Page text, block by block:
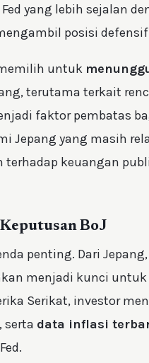
yang lebih sejalan
posisi defensif
untuk
terutama terkait
faktor pembatas
Jepang yang masih
terhadap keuangan
BoJ
penting. Dari
menjadi kunci
Serikat, investor
serta data inflasi